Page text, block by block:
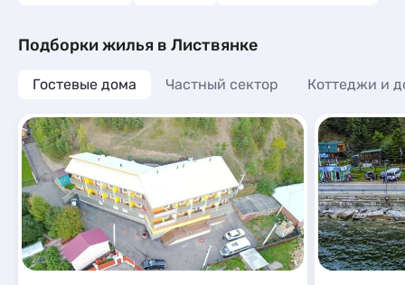
Подборки жилья в Листвянке
Гостевые дома Частный сектор Коттеджи и